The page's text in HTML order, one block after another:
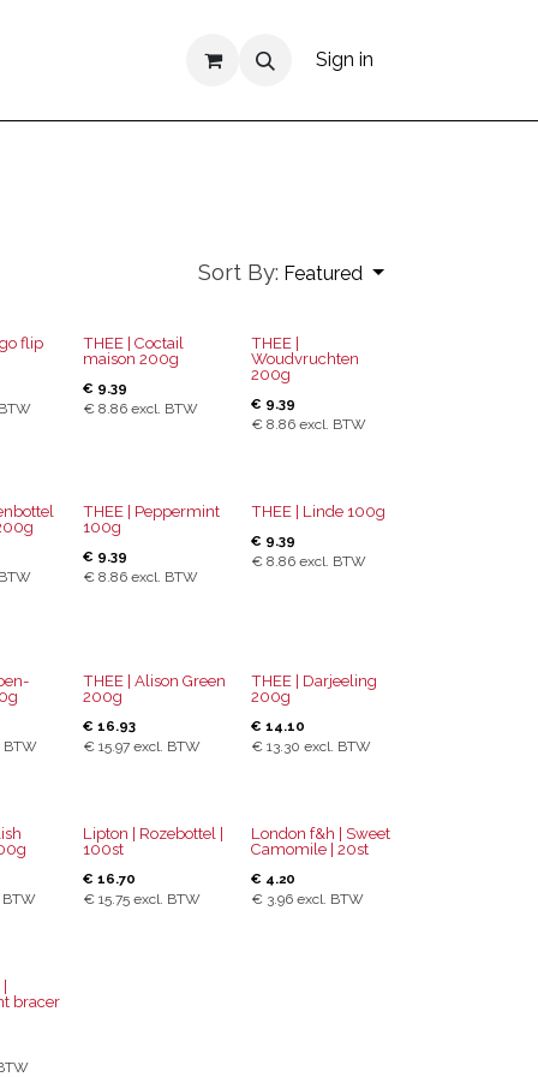
Sign in
Sort By: Featured
flip
THEE | Coctail
maison 200g
€ 9.39
€8.86 excl. BTW
THEE |
Woudvruchten
200g
€ 9.39
€ 8.86excl. BTW
THEE | Peppermint
100g
€ 9.39
€8.86 excl. BTW
THEE | Linde 100g
€ 9.39
€ 8.86excl. BTW
BTW
THEE | Alison Green
200g
€16.93
€15.97 excl. BTW
THEE | Darjeeling
200g
€ 14.10
€ 13.30 excl. BTW
BTW
Lipton | Rozebottel |
100st
€16.70
€15.75 excl. BTW
London f&h | Sweet
Camomile | 20st
€ 4.20
€ 3.96excl. BTW
bracer